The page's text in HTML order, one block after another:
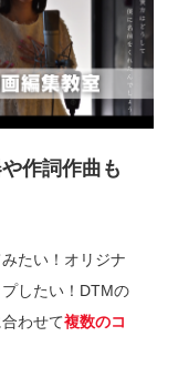
作詞作曲も
たい！オリジナ
したい！DTMの
わせて複数のコ